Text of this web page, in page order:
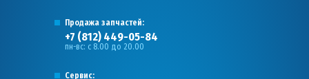
Продажа запчастей:
+7 (812) 449-05-84
пн-вс: с 8.00 до 20.00
Сервис: